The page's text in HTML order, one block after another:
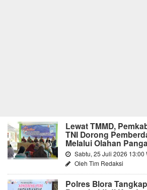
Lewat TMMD,
TNI Dorong
Melalui Olahan
Sabtu, 25 Juli 2026 13:00
Oleh Tim Redaksi
Polres Blora